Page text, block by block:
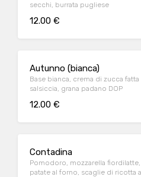
secchi, burrata pugliese
12.00 €
Autunno (bianca)
Base bianca, crema di zucca
salsiccia, grana padano DOP
12.00 €
Contadina
Pomodoro, mozzarella
patate al forno, scaglie di ricotta